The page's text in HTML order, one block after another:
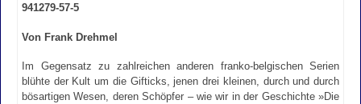
941279-57-5
Von Frank Drehmel
Im Gegensatz zu zahlreichen anderen franko-belgischen Serien
blühte der Kult um die Gifticks, jenen drei kleinen, durch und durch
bösartigen Wesen, deren Schöpfer – wie wir in der Geschichte »Die